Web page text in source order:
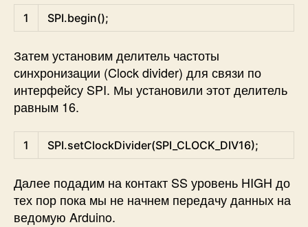
1 SPI.begin();
Затем установим делитель частоты
синхронизации (Clock divider) для связи по
интерфейсу SPI. Мы установили этот делитель
равным 16.
Arduino
1 SPI.setClockDivider(SPI_CLOCK_DIV16);
Далее подадим на контакт SS уровень HIGH до
тех пор пока мы не начнем передачу данных на
ведомую Arduino.